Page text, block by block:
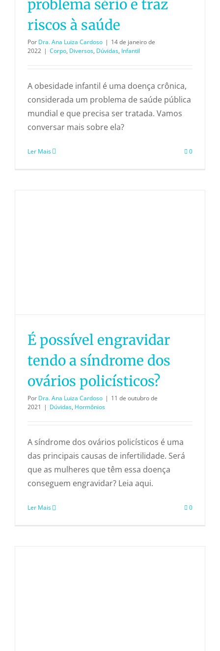
problema sério e traz
riscos à saúde
Por Dra. Ana Luiza Cardoso | 14 de janeiro de
2022 | Corpo, Diversos, Dúvidas, Infantil
A obesidade infantil é uma doença crônica,
considerada um problema de saúde pública
mundial e que precisa ser tratada. Vamos
conversar mais sobre ela?
Ler Mais 0
É possível engravidar
tendo a síndrome dos
ovários policísticos?
Por Dra. Ana Luiza Cardoso | 11 de outubro de
2021 | Dúvidas, Hormônios
A síndrome dos ovários policísticos é uma
das principais causas de infertilidade. Será
que as mulheres que têm essa doença
conseguem engravidar? Leia aqui.
Ler Mais 0